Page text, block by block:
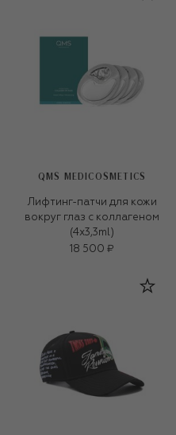
QMS MEDICOSMETICS
Лифтинг-патчи для кожи
вокруг глаз с коллагеном
(4x3,3ml)
18 500 ₽